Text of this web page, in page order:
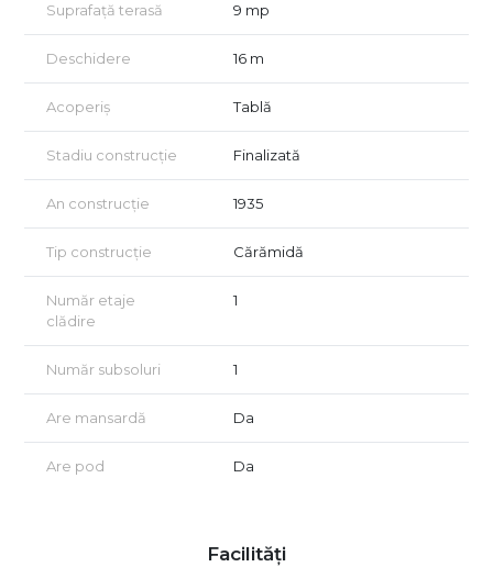
Suprafață terasă 9 mp
Deschidere 16 m
Acoperiș Tablă
Stadiu construcție Finalizată
An construcție 1935
Tip construcție Cărămidă
Număr etaje
clădire
1
Număr subsoluri 1
Are mansardă Da
Are pod Da
Facilități